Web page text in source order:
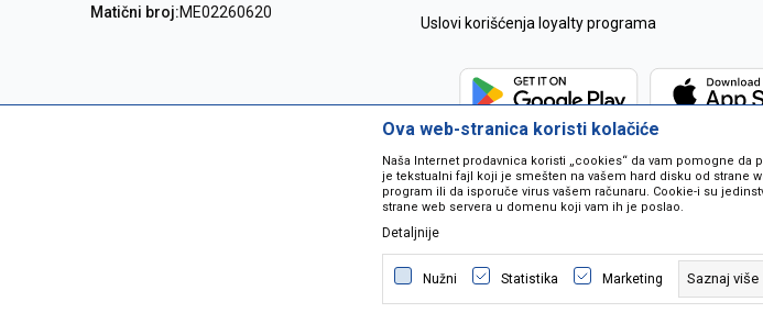
Matični broj:ME02260620
Uslovi korišćenja loyalty programa
Nastojimo da budemo što precizniji u opisu proizvoda, prikazu slika i samih
grešaka. Svi artikli na sajtu su dio naše ponude i ne podrazumjeva se da su
pozivom na broj
©2026www.mil-pop.com, Izrada
Ova web-stranica koristi kolačiće
Naša Internet prodavnica koristi „cookies“ da vam pomogne
je tekstualni fajl koji je smešten na vašem hard disku od strane
program ili da isporuče virus vašem računaru. Cookie-i su
strane web servera u domenu koji vam ih je poslao.
Detaljnije
Nužni Statistika Marketing Saznaj više